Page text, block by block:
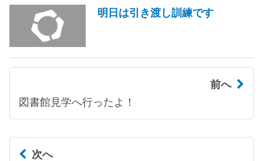
明日は引き渡し訓練です
前へ
図書館見学へ行ったよ！
次へ